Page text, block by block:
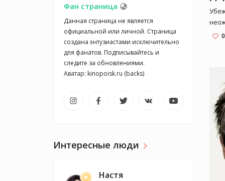
Фан страница
Данная страница не является
официальной или личной. Страница
создана энтузиастами исключительно
для фанатов. Подписывайтесь и
следите за обновлениями.
Интересные люди
Настя
что0